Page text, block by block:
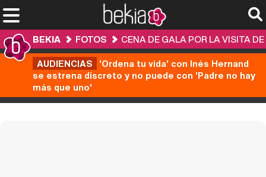
BEKIA FOTOS
CENA DE GALA POR LA VISITA
AUDIENCIAS 'Ordena tu vida' con Inés Hernand
se estrena discreto y no puede con 'Padre no hay
más que uno'